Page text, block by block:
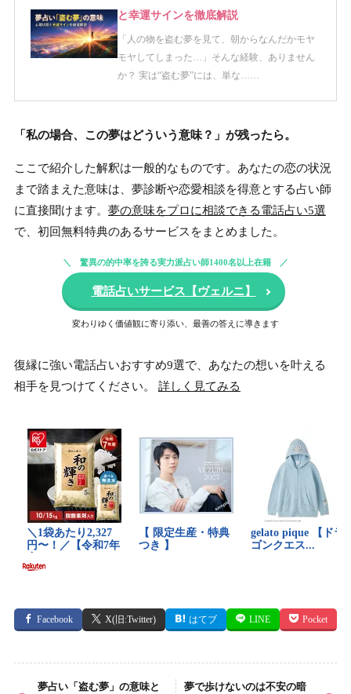
と幸運サインを徹底解説
「人の物を盗む夢を見て、朝からなんだかモヤ
モヤしてしまった…」そんな経験、ありません
か？ 実は“盗む夢”には、単な……
「私の場合、この夢はどういう意味？」が残ったら。
ここで紹介した解釈は一般的なものです。あなたの恋の状況
まで踏まえた意味は、夢診断や恋愛相談を得意とする占い師
に直接聞けます。 夢の意味をプロに相談できる電話占い5選
で、初回無料特典のあるサービスをまとめました。
驚異の的中率を誇る実力派占い師1400名以上在籍
電話占いサービス【ヴェルニ】
変わりゆく価値観に寄り添い、最善の答えに導きます
復縁に強い電話占いおすすめ9選で、あなたの想いを叶える
相手を見つけてください。 詳しく見てみる
Facebook X(旧:Twitter) はてブ LINE Pocket
夢占い「盗む夢」の意味と
夢で歩けないのは不安の暗